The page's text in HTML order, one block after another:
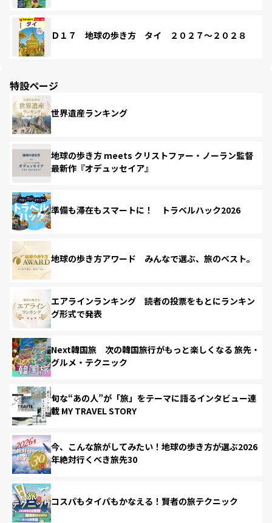
Ｄ１７ 地球の歩き方 タイ ２０２７～２０２８
特設ページ
世界遺産ランキング
地球の歩き方 meets クリストファー・ノーラン監督
最新作『オデュッセイア』
準備も滞在もスマートに！ トラベルハック2026
地球の歩き方アワード みんなで選ぶ、旅のベスト。
エアラインランキング 読者の投票をもとにランキン
グ形式で発表
Next韓国旅 次の韓国旅行がもっと楽しくなる 旅先・
グルメ・テクニック
旬な“あの人”が「旅」をテーマに語るインタビュー連
載 MY TRAVEL STORY
今、こんな旅がしてみたい！地球の歩き方が選ぶ2026
年絶対行くべき旅先30
コスパもタイパもかなえる！賢者の旅テクニック